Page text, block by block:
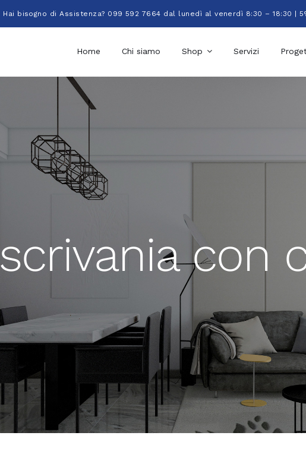
Hai bisogno di Assistenza? 099 592 7664 dal lunedì al venerdì 8:30 – 18:30 |
Home Chi siamo Shop Servizi
scrivania con